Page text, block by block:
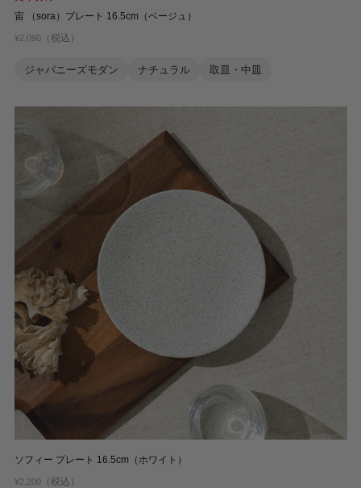
宙 （sora）プレート 16.5cm（ベージュ）
¥2,090（税込）
ジャパニーズモダン ナチュラル 取皿・中皿
ソフィー プレート 16.5cm（ホワイト）
¥2,200（税込）